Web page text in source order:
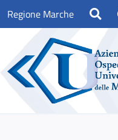
Regione Marche